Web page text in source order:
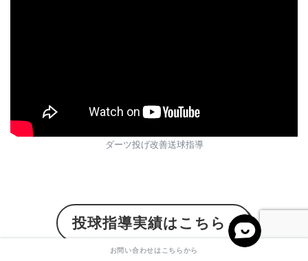
ダーツ投げ改善送球指導
投球指導実績はこちら
お問い合わせはこちらから